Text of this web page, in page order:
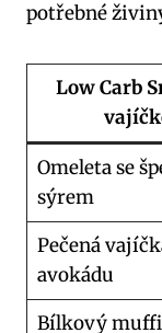
potřebné
Low Carb
Omeleta se
sýrem
Pečená
avokádu
Bílkový